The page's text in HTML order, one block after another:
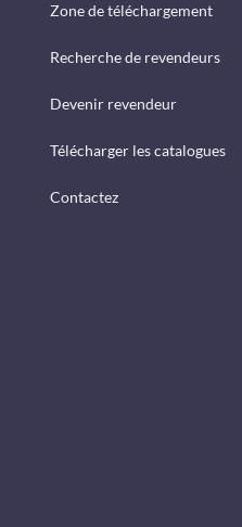
Zone de téléchargement
Recherche de revendeurs
Devenir revendeur
Télécharger les catalogues
Contactez